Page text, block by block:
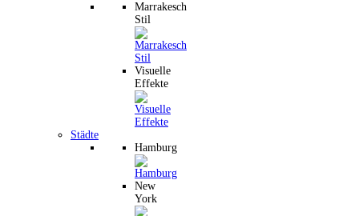
Marrakesch
Stil
Visuelle
Effekte
Städte
Hamburg
New
York